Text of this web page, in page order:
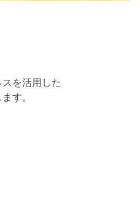
を活用した
す。